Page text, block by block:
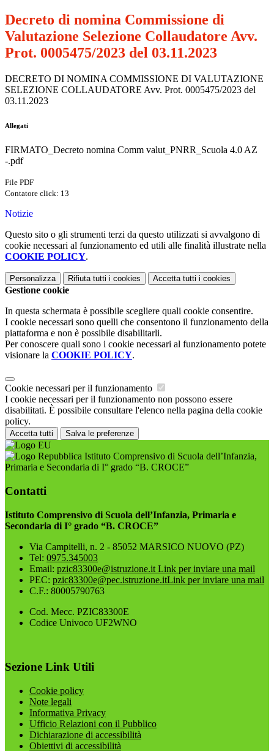
Decreto di nomina Commissione di
Valutazione Selezione Collaudatore Avv.
Prot. 0005475/2023 del 03.11.2023
DECRETO DI NOMINA COMMISSIONE DI VALUTAZIONE
SELEZIONE COLLAUDATORE Avv. Prot. 0005475/2023 del
03.11.2023
Allegati
FIRMATO_Decreto nomina Comm valut_PNRR_Scuola 4.0 AZ
-.pdf
File PDF
Contatore click: 13
Notizie
Questo sito o gli strumenti terzi da questo utilizzati si avvalgono di
cookie necessari al funzionamento ed utili alle finalità illustrate nella
COOKIE POLICY.
Personalizza Rifiuta tutti i cookies Accetta tutti i cookies
Gestione cookie
In questa schermata è possibile scegliere quali cookie consentire.
I cookie necessari sono quelli che consentono il funzionamento della
piattaforma e non è possibile disabilitarli.
Per conoscere quali sono i cookie necessari al funzionamento potete
visionare la COOKIE POLICY.
Cookie necessari per il funzionamento
I cookie necessari per il funzionamento non possono essere
disabilitati. È possibile consultare l'elenco nella pagina della cookie
policy.
Accetta tutti Salva le preferenze
Istituto Comprensivo di Scuola dell’Infanzia,
Primaria e Secondaria di I° grado “B. CROCE”
Contatti
Istituto Comprensivo di Scuola dell’Infanzia, Primaria e
Secondaria di I° grado “B. CROCE”
Via Campitelli, n. 2 - 85052 MARSICO NUOVO (PZ)
Tel: 0975.345003
Email: pzic83300e@istruzione.it Link per inviare una mail
PEC: pzic83300e@pec.istruzione.itLink per inviare una mail
C.F.: 80005790763
Cod. Mecc. PZIC83300E
Codice Univoco UF2WNO
Sezione Link Utili
Cookie policy
Note legali
Informativa Privacy
Ufficio Relazioni con il Pubblico
Dichiarazione di accessibilità
Obiettivi di accessibilità